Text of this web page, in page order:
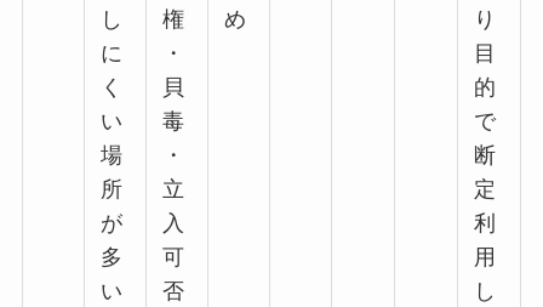
し
に
く
い
場
所
が
多
い
権
・
貝
毒
・
立
入
可
否
め
り
目
的
で
断
定
利
用
し